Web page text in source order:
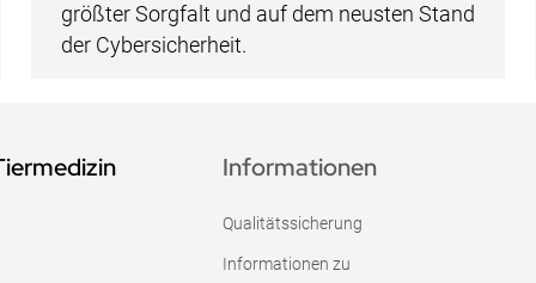
größter Sorgfalt und auf dem neusten Stand
der Cybersicherheit.
Informationen
Qualitätssicherung
Informationen zu